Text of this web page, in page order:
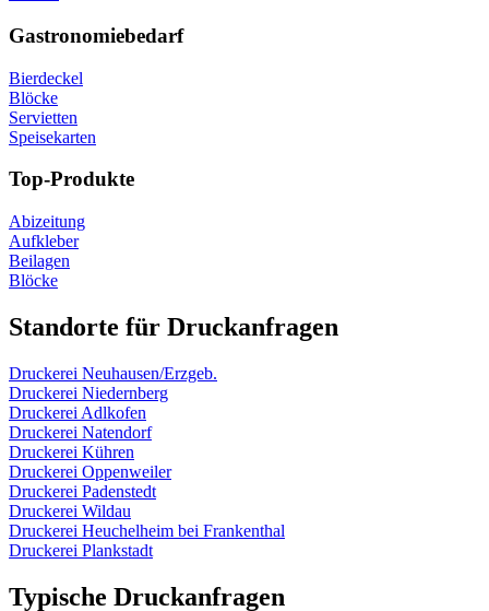
Gastronomiebedarf
Bierdeckel
Blöcke
Servietten
Speisekarten
Top-Produkte
Abizeitung
Aufkleber
Beilagen
Blöcke
Standorte für Druckanfragen
Druckerei Neuhausen/Erzgeb.
Druckerei Niedernberg
Druckerei Adlkofen
Druckerei Natendorf
Druckerei Kühren
Druckerei Oppenweiler
Druckerei Padenstedt
Druckerei Wildau
Druckerei Heuchelheim bei Frankenthal
Druckerei Plankstadt
Typische Druckanfragen